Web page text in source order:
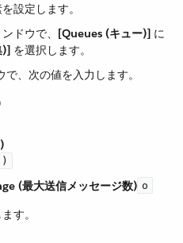
設定します。
ンドウで、​ [Queues (キュー)] ​ に
)] ​ を選択します。
で、次の値を入力します。
)
(最大送信メッセージ数) o
す。